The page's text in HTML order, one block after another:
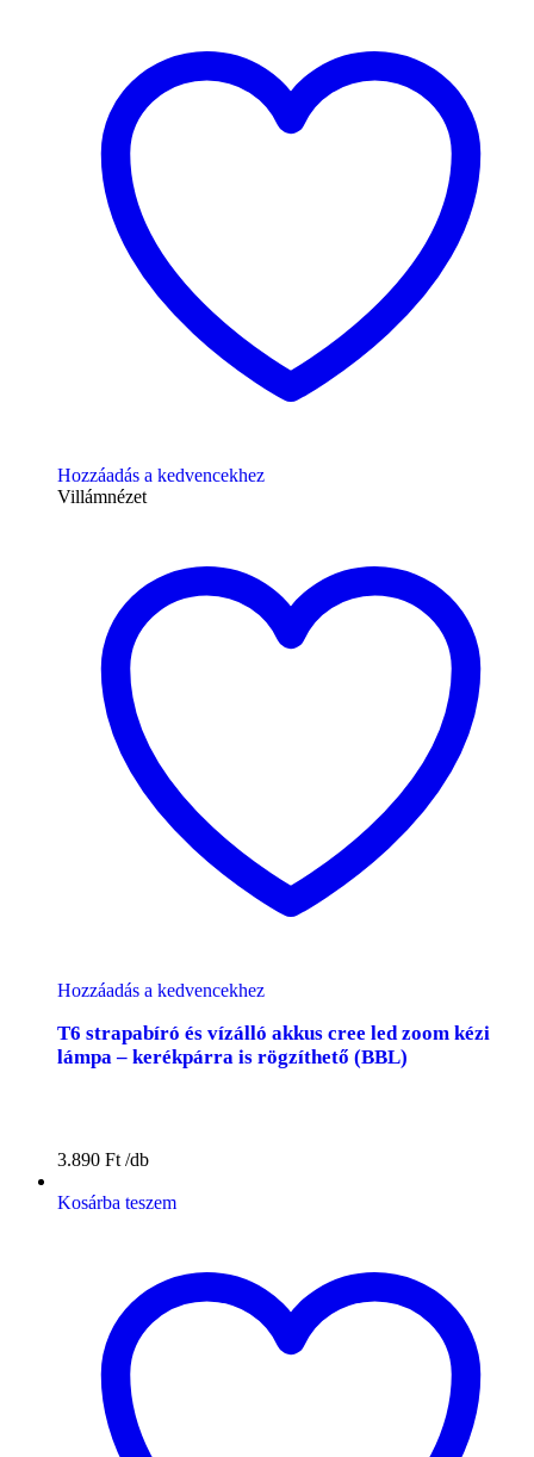
Hozzáadás a kedvencekhez
Villámnézet
Hozzáadás a kedvencekhez
T6 strapabíró és vízálló akkus cree led zoom kézi
lámpa – kerékpárra is rögzíthető (BBL)
3.890 Ft
Kosárba teszem